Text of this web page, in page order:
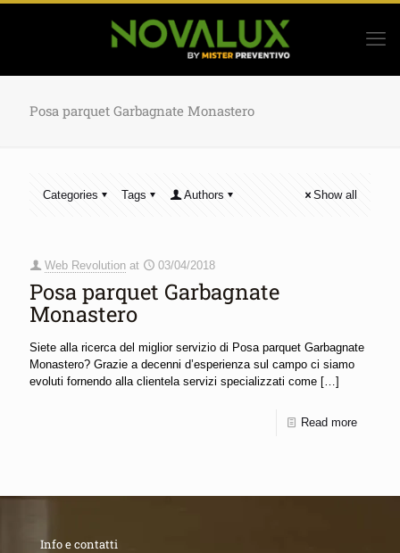
Posa parquet Garbagnate Monastero
Categories Tags Authors Show all
Web Revolution at 03/04/2018
Posa parquet Garbagnate
Monastero
Siete alla ricerca del miglior servizio di Posa parquet Garbagnate
Monastero? Grazie a decenni d’esperienza sul campo ci siamo
evoluti fornendo alla clientela servizi specializzati come […]
Read more
Info e contatti